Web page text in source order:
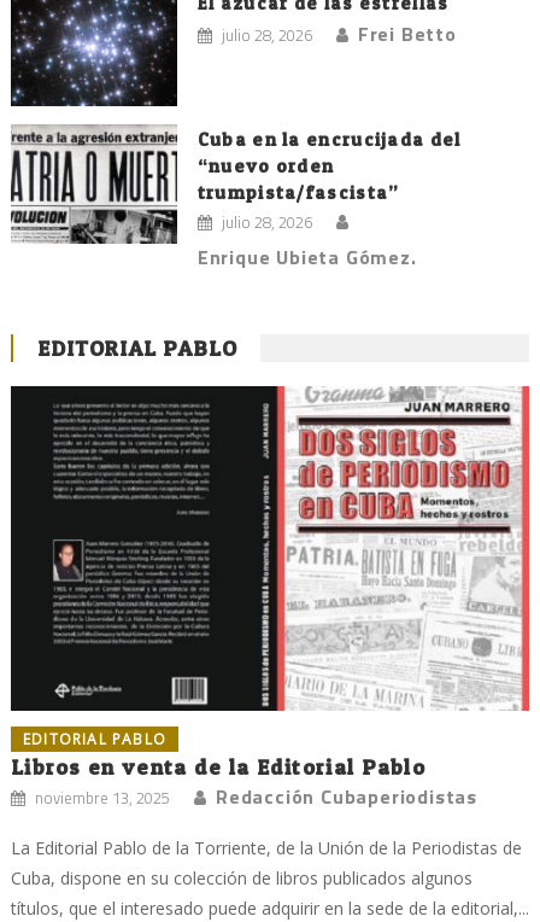
julio 28, 2026 Frei Betto
Cuba en la encrucijada del
“nuevo orden
trumpista/fascista”
julio 28, 2026
Enrique Ubieta Gómez.
EDITORIAL PABLO
EDITORIAL PABLO
Libros en venta de la Editorial Pablo
noviembre 13, 2025 Redacción Cubaperiodistas
La Editorial Pablo de la Torriente, de la Unión de la Periodistas de
Cuba, dispone en su colección de libros publicados algunos
títulos, que el interesado puede adquirir en la sede de la editorial,...